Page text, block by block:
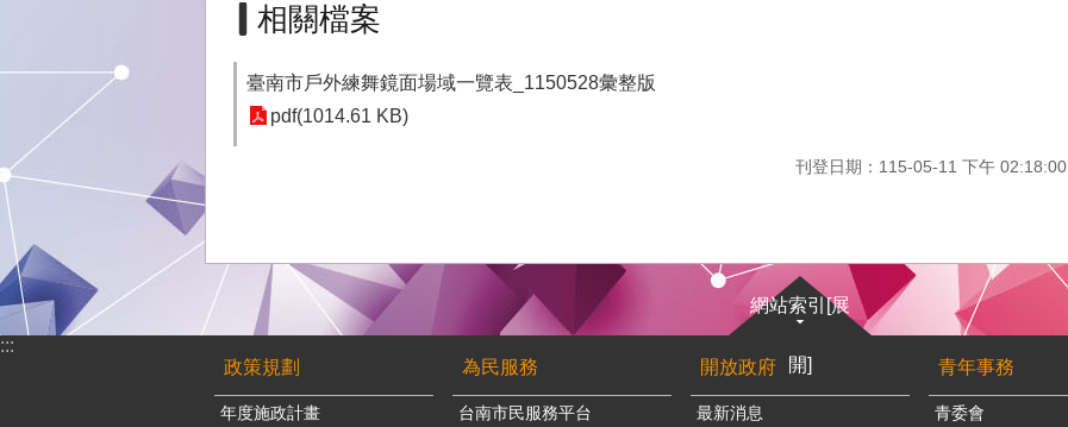
相關檔案
臺南市戶外練舞鏡面場域一覽表_1150528彙整版
pdf(1014.61 KB)
刊登日期：115-05-11 下午 02:18:00
網站索引[展
開]
:::
政策規劃
年度施政計畫
為民服務
台南市民服務平台
開放政府
最新消息
青年事務
青委會